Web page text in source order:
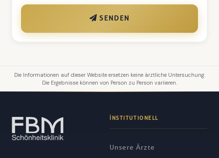
SENDEN
Die Informationen auf dieser Website ersetzen keine ärztliche Untersuchung.
Die Ergebnisse können von Person zu Person variieren.
İNSTITUTIONELL
Unsere Ärzte